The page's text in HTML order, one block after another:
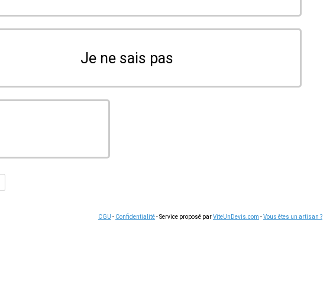
Je ne sais pas
CGU - Confidentialité- Service proposé parViteUnDevis.com -Vous êtes un artisan ?